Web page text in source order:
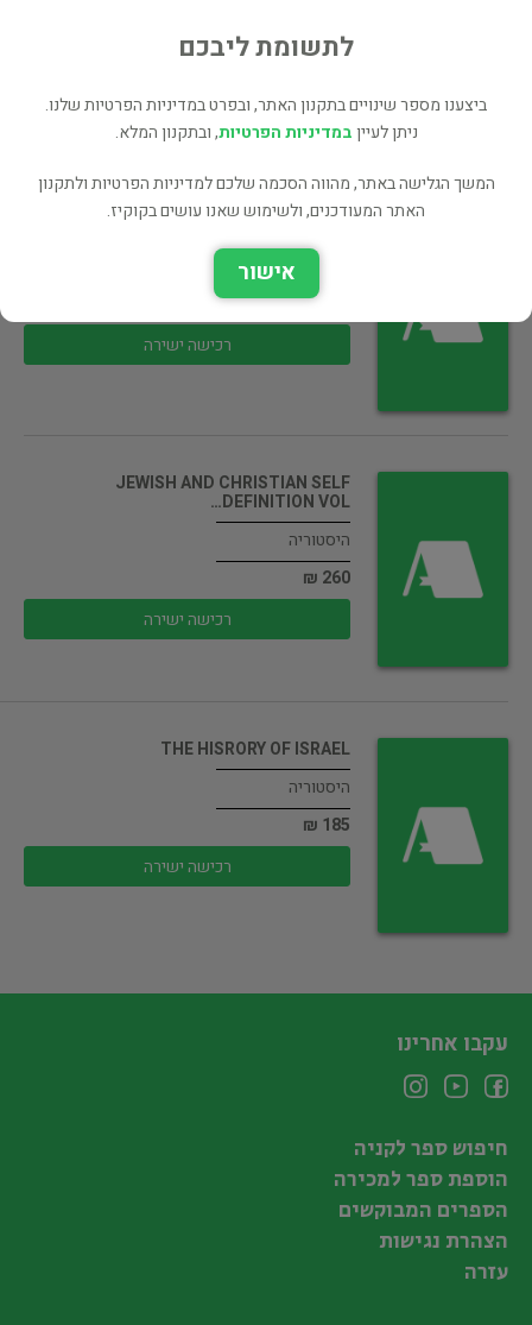
85 ₪
היסטוריה
רכישה ישירה
JEWISH AND CHRISTIAN SELF
DEFINITION VOL…
היסטוריה
260 ₪
רכישה ישירה
THE HISRORY OF ISRAEL
היסטוריה
185 ₪
רכישה ישירה
לתשומת ליבכם
ביצענו מספר שינויים בתקנון האתר, ובפרט במדיניות הפרטיות שלנו.
ניתן לעייןבמדיניות הפרטיות, ובתקנון המלא.
המשך הגלישה באתר, מהווה הסכמה שלכם למדיניות הפרטיות ולתקנון
האתר המעודכנים, ולשימוש שאנו עושים בקוקיז.
אישור
עקבו אחרינו
חיפוש ספר לקניה
הוספת ספר למכירה
הספרים המבוקשים
הצהרת נגישות
עזרה